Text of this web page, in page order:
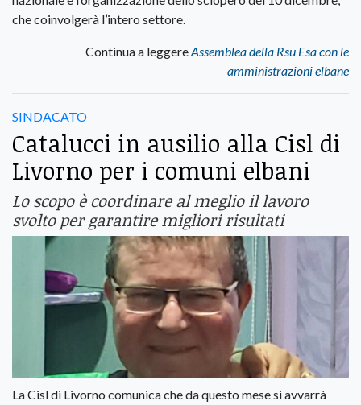
che coinvolgerà l’intero settore.
Continua a leggereAssemblea della Rsu Esa con le
amministrazioni elbane
SINDACATO
Catalucci in ausilio alla Cisl di
Livorno per i comuni elbani
Lo scopo è coordinare al meglio il lavoro
svolto per garantire migliori risultati
La Cisl di Livorno comunica che da questo mese si avvarrà